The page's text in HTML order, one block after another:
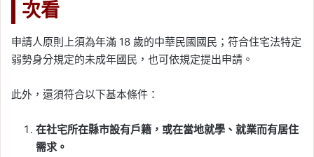
次看
申請人原則上須為年滿 18 歲的中華民國國民；符合住宅法特定
弱勢身分規定的未成年國民，也可依規定提出申請。
此外，還須符合以下基本條件：
在社宅所在縣市設有戶籍，或在當地就學、就業而有居住
需求。